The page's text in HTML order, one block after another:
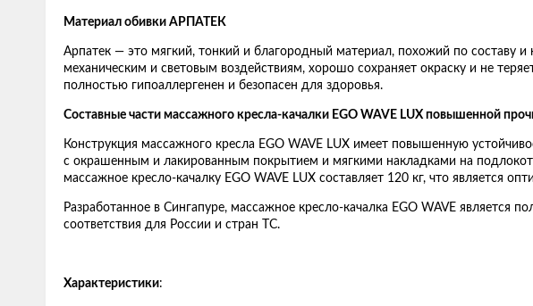
Материал обивки АРПАТЕК
Арпатек — это мягкий, тонкий и благородный материал, похожий по составу
механическим и световым воздействиям, хорошо сохраняет окраску и не
полностью гипоаллергенен и безопасен для здоровья.
Составные части массажного кресла-качалки EGO WAVE LUX повышенной
Конструкция массажного кресла EGO WAVE LUX имеет повышенную
с окрашенным и лакированным покрытием и мягкими накладками на
массажное кресло-качалку EGO WAVE LUX составляет 120 кг, что является
Разработанное в Сингапуре, массажное кресло-качалка EGO WAVE
соответствия для России и стран ТС.
Характеристики: